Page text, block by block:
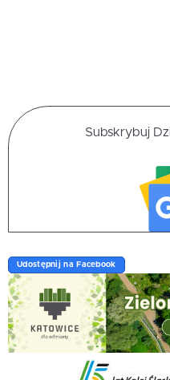
Subskrybuj
Udostępnij na Facebook